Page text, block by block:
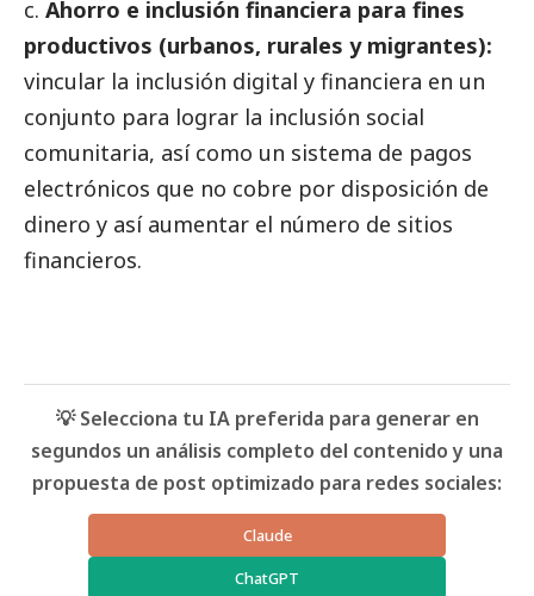
Ahorro e inclusión financiera para fines
productivos (urbanos, rurales y migrantes):
vincular la inclusión digital y financiera en un
conjunto para lograr la inclusión social
comunitaria, así como un sistema de pagos
electrónicos que no cobre por disposición de
dinero y así aumentar el número de sitios
financieros.
💡 Selecciona tu IA preferida para generar en
segundos un análisis completo del contenido y una
propuesta de post optimizado para redes sociales:
Claude
ChatGPT